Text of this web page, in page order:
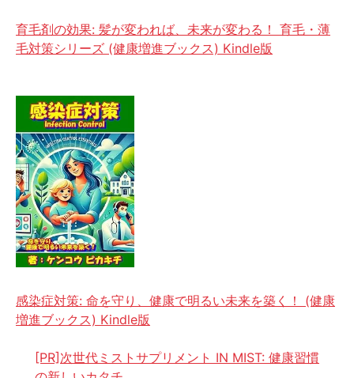
育毛剤の効果: 髪が変われば、未来が変わる！ 育毛・薄
毛対策シリーズ (健康増進ブックス) Kindle版
感染症対策: 命を守り、健康で明るい未来を築く！ (健康
増進ブックス) Kindle版
[PR]次世代ミストサプリメント IN MIST: 健康習慣